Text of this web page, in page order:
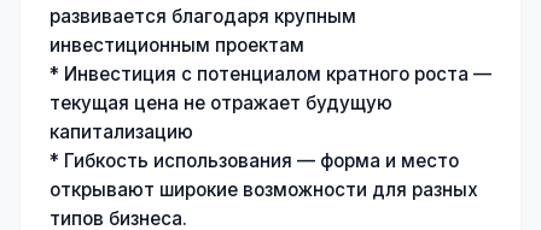
развивается благодаря крупным
инвестиционным проектам
* Инвестиция с потенциалом кратного роста —
текущая цена не отражает будущую
капитализацию
* Гибкость использования — форма и место
открывают широкие возможности для разных
типов бизнеса.